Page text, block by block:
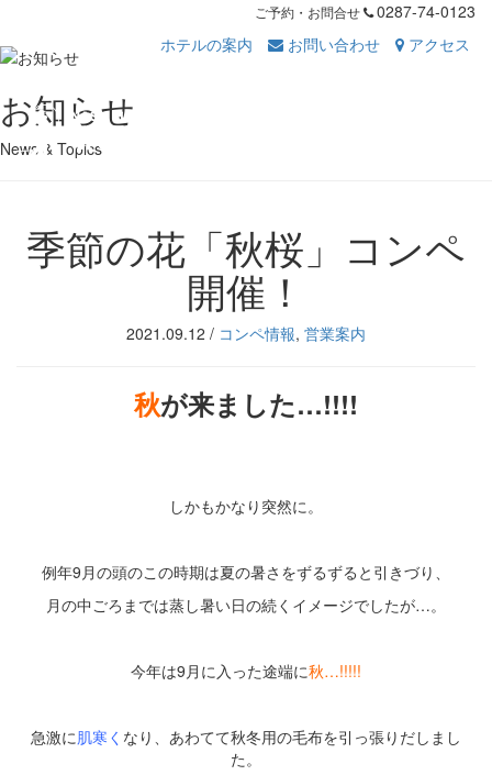
ご予約・お問合せ
0287-74-0123
ホテルの案内
お問い合わせ アクセス
お知らせ
News & Topics
季節の花「秋桜」コンペ
開催！
2021.09.12 / コンペ情報, 営業案内
秋が来ました…!!!!
しかもかなり突然に。
例年9月の頭のこの時期は夏の暑さをずるずると引きづり、
月の中ごろまでは蒸し暑い日の続くイメージでしたが…。
今年は9月に入った途端に秋…!!!!!
急激に肌寒く なり、あわてて秋冬用の毛布を引っ張りだしまし
た。